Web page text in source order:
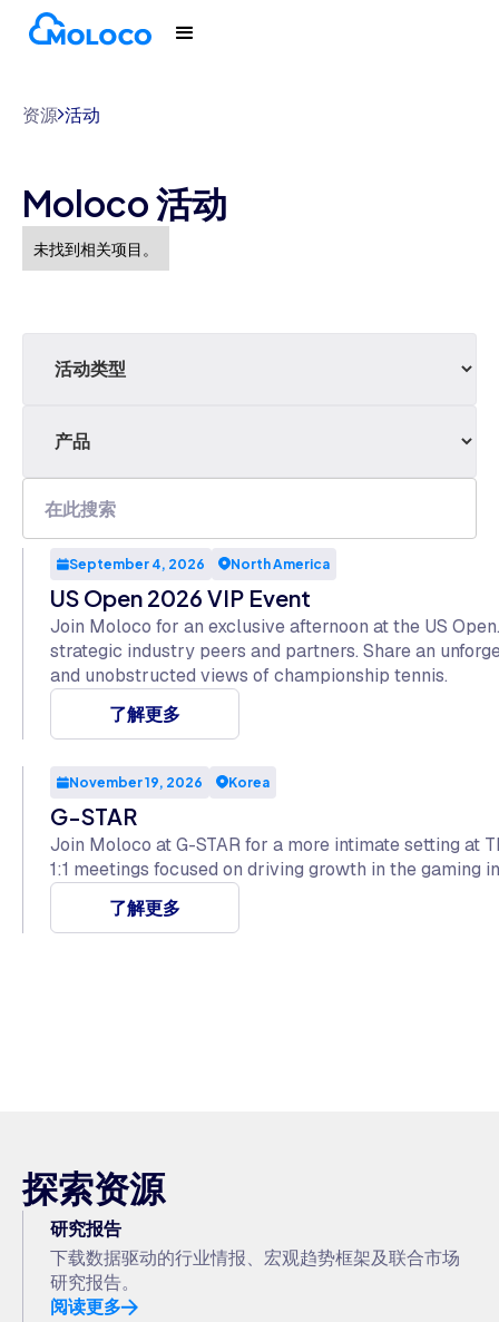
资源 活动
Moloco 活动
未找到相关项目。
September 4, 2026 North America
US Open 2026 VIP Event
Join Moloco for an exclusive afternoon at the US
strategic industry peers and partners. Share an
and unobstructed views of championship tennis.
了解更多
November 19, 2026 Korea
G-STAR
Join Moloco at G-STAR for a more intimate setting at
1:1 meetings focused on driving growth in the gaming
了解更多
探索资源
研究报告
下载数据驱动的行业情报、宏观趋势框架及联合市场
研究报告。
阅读更多